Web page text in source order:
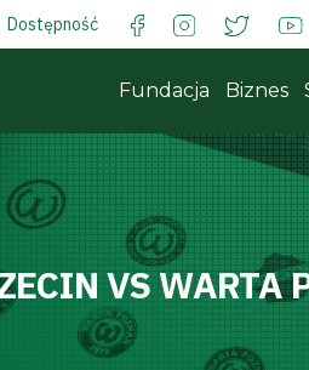
Dostępność
Fundacja Biznes
VS WARTA